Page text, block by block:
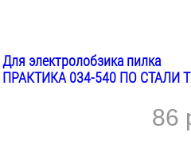
Для электролобзика пилка
ПРАКТИКА 034-540 ПО СТАЛИ
86